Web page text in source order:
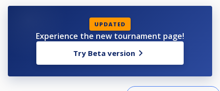
UPDATED
Experience the new tournament page!
Try Beta version